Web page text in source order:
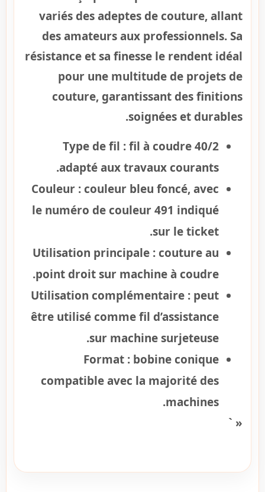
variés des adeptes de couture, allant
des amateurs aux professionnels. Sa
résistance et sa finesse le rendent idéal
pour une multitude de projets de
couture, garantissant des finitions
soignées et durables.
Type de fil :fil à coudre 40/2
adapté aux travaux courants.
Couleur : couleur bleu foncé, avec
le numéro de couleur 491 indiqué
sur le ticket.
Utilisation principale : couture au
point droit sur machine à coudre.
Utilisation complémentaire : peut
être utilisé comme fil d’assistance
sur machine surjeteuse.
Format : bobine conique
compatible avec la majorité des
machines.
« `